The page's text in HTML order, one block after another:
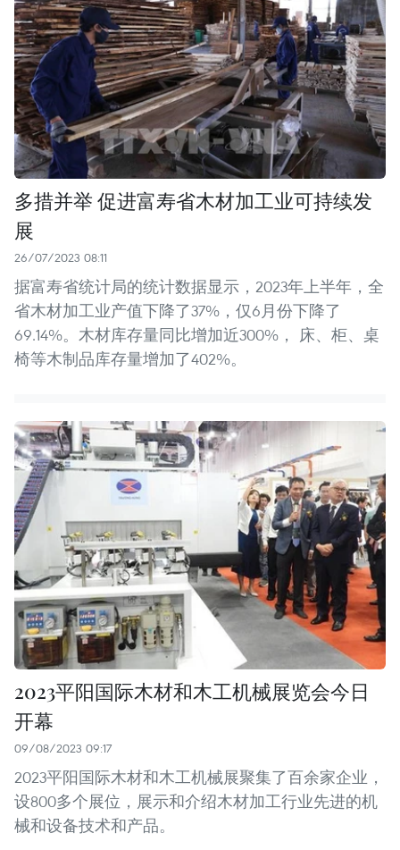
多措并举 促进富寿省木材加工业可持续发
展
26/07/2023 08:11
据富寿省统计局的统计数据显示，2023年上半年，全
省木材加工业产值下降了37%，仅6月份下降了
69.14%。木材库存量同比增加近300%， 床、柜、桌
椅等木制品库存量增加了402%。
2023平阳国际木材和木工机械展览会今日
开幕
09/08/2023 09:17
2023平阳国际木材和木工机械展聚集了百余家企业，
设800多个展位，展示和介绍木材加工行业先进的机
械和设备技术和产品。